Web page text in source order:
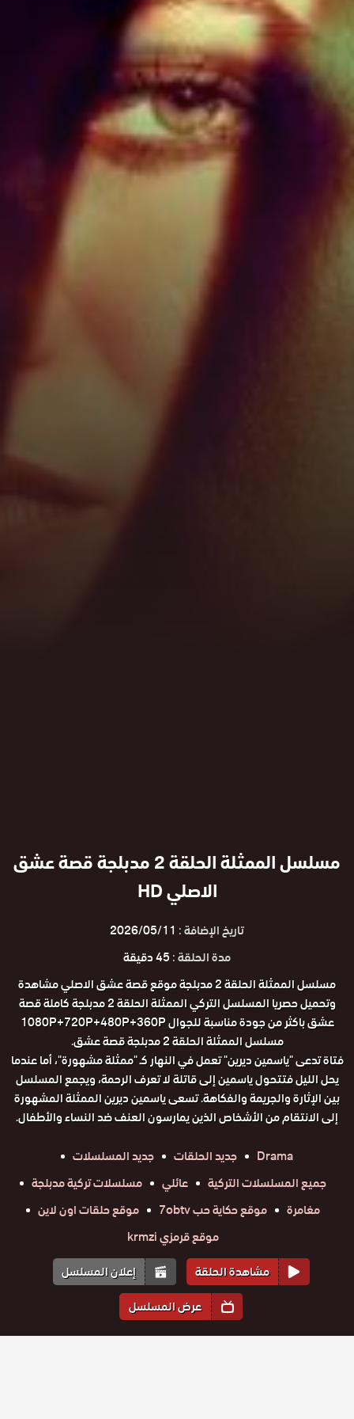
مسلسل الممثلة الحلقة 2 مدبلجة قصة عشق
الاصلي HD
تاريخ الإضافة : 2026/05/11
مدة الحلقة :45 دقيقة
مسلسل الممثلة الحلقة 2 مدبلجة موقع قصة عشق الاصلي مشاهدة
وتحميل حصريا المسلسل التركي الممثلة الحلقة 2 مدبلجة كاملة قصة
عشق باكثر من جودة مناسبة للجوال 1080P+720P+480P+360P
مسلسل الممثلة الحلقة 2 مدبلجة قصة عشق.
فتاة تدعى "ياسمين ديرين" تعمل في النهار كـ "ممثلة مشهورة"، أما عندما
يحل الليل فتتحول ياسمين إلى قاتلة لا تعرف الرحمة، ويجمع المسلسل
بين الإثارة والجريمة والفكاهة. تسعى ياسمين ديرين الممثلة المشهورة
إلى الانتقام من الأشخاص الذين يمارسون العنف ضد النساء والأطفال.
Drama
جديد الحلقات
جديد المسلسلات
جميع المسلسلات التركية
عائلي
مسلسلات تركية مدبلجة
مغامرة
موقع حكاية حب 7obtv
موقع حلقات اون لاين
موقع قرمزي krmzi
مشاهدة الحلقة
إعلان المسلسل
عرض المسلسل